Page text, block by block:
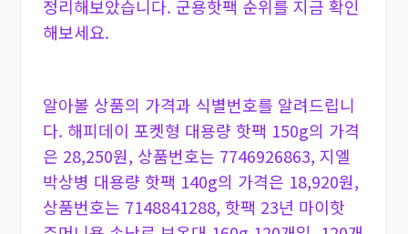
정리해보았습니다. 군용핫팩 순위를 지금 확인
해보세요.
알아볼 상품의 가격과 식별번호를 알려드립니
다. 해피데이 포켓형 대용량 핫팩 150g의 가격
은 28,250원, 상품번호는 7746926863, 지엘
박상병 대용량 핫팩 140g의 가격은 18,920원,
상품번호는 7148841288, 핫팩 23년 마이핫